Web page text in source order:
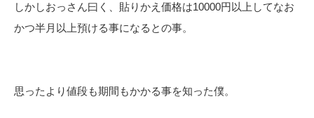
しかしおっさん曰く、貼りかえ価格は10000円以上してなお
かつ半月以上預ける事になるとの事。
思ったより値段も期間もかかる事を知った僕。